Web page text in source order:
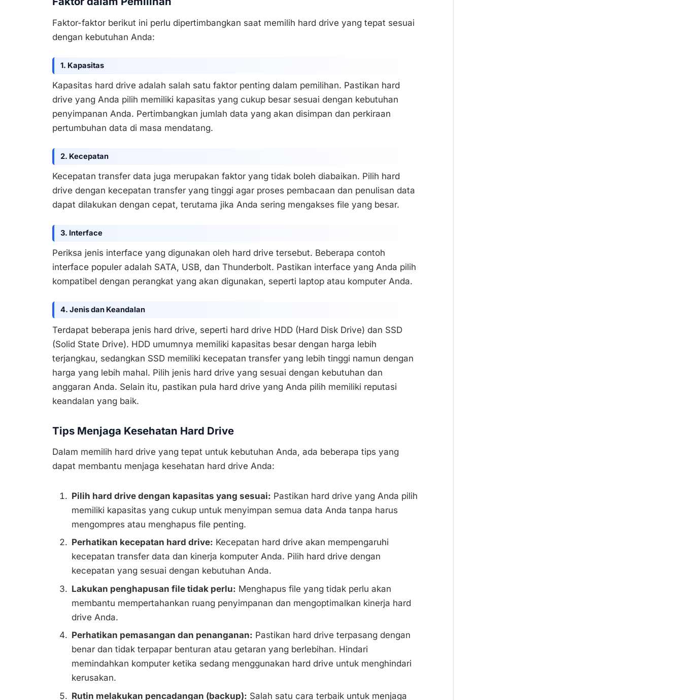
Faktor-faktor berikut ini perlu dipertimbangkan saat memilih hard drive yang tepat sesuai
dengan kebutuhan Anda:
1. Kapasitas
Kapasitas hard drive adalah salah satu faktor penting dalam pemilihan. Pastikan hard
drive yang Anda pilih memiliki kapasitas yang cukup besar sesuai dengan kebutuhan
penyimpanan Anda. Pertimbangkan jumlah data yang akan disimpan dan perkiraan
pertumbuhan data di masa mendatang.
2. Kecepatan
Kecepatan transfer data juga merupakan faktor yang tidak boleh diabaikan. Pilih hard
drive dengan kecepatan transfer yang tinggi agar proses pembacaan dan penulisan data
dapat dilakukan dengan cepat, terutama jika Anda sering mengakses file yang besar.
3. Interface
Periksa jenis interface yang digunakan oleh hard drive tersebut. Beberapa contoh
interface populer adalah SATA, USB, dan Thunderbolt. Pastikan interface yang Anda pilih
kompatibel dengan perangkat yang akan digunakan, seperti laptop atau komputer Anda.
4. Jenis dan Keandalan
Terdapat beberapa jenis hard drive, seperti hard drive HDD (Hard Disk Drive) dan SSD
(Solid State Drive). HDD umumnya memiliki kapasitas besar dengan harga lebih
terjangkau, sedangkan SSD memiliki kecepatan transfer yang lebih tinggi namun dengan
harga yang lebih mahal. Pilih jenis hard drive yang sesuai dengan kebutuhan dan
anggaran Anda. Selain itu, pastikan pula hard drive yang Anda pilih memiliki reputasi
keandalan yang baik.
Tips Menjaga Kesehatan Hard Drive
Dalam memilih hard drive yang tepat untuk kebutuhan Anda, ada beberapa tips yang
dapat membantu menjaga kesehatan hard drive Anda:
Pilih hard drive dengan kapasitas yang sesuai: Pastikan hard drive yang Anda pilih
memiliki kapasitas yang cukup untuk menyimpan semua data Anda tanpa harus
mengompres atau menghapus file penting.
Perhatikan kecepatan hard drive: Kecepatan hard drive akan mempengaruhi
kecepatan transfer data dan kinerja komputer Anda. Pilih hard drive dengan
kecepatan yang sesuai dengan kebutuhan Anda.
Lakukan penghapusan file tidak perlu: Menghapus file yang tidak perlu akan
membantu mempertahankan ruang penyimpanan dan mengoptimalkan kinerja hard
drive Anda.
Perhatikan pemasangan dan penanganan: Pastikan hard drive terpasang dengan
benar dan tidak terpapar benturan atau getaran yang berlebihan. Hindari
memindahkan komputer ketika sedang menggunakan hard drive untuk menghindari
kerusakan.
Rutin melakukan pencadangan (backup): Salah satu cara terbaik untuk menjaga